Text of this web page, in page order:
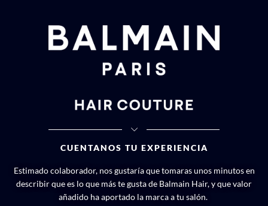
CUENTANOS TU EXPERIENCIA
Estimado colaborador, nos gustaría que tomaras unos minutos en
describir que es lo que más te gusta de Balmain Hair, y que valor
añadido ha aportado la marca a tu salón.